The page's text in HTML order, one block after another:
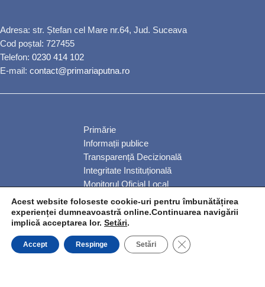
Adresa: str. Ștefan cel Mare nr.64, Jud. Suceava
Cod poștal: 727455
Telefon: 0230 414 102
E-mail: contact@primariaputna.ro
Primărie
Informații publice
Transparență Decizională
Integritate Instituțională
Monitorul Oficial Local
Servicii publice
Anunțuri
Comunitate
Acest website foloseste cookie-uri pentru îmbunătățirea
experienței dumneavoastră online.Continuarea navigării
implică acceptarea lor. Setări.
Accept Respinge Setări CLOSE GDPR